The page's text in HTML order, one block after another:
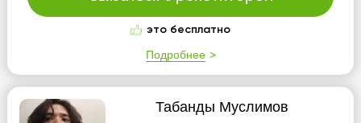
это бесплатно
Подробнее
Табанды Муслимов